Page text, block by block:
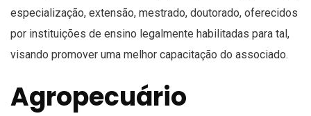
especialização, extensão, mestrado, doutorado, oferecidos
por instituições de ensino legalmente habilitadas para tal,
visando promover uma melhor capacitação do associado.
Agropecuário